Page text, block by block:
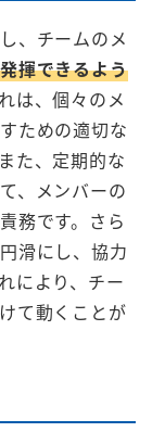
、チームのメ
揮できるよう
は、個々のメ
ための適切な
た、定期的な
、メンバーの
務です。さら
滑にし、協力
により、チー
て動くことが